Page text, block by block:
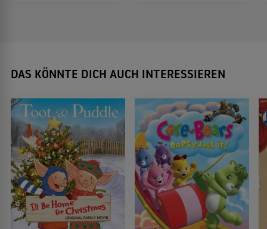
DAS KÖNNTE DICH AUCH INTERESSIEREN